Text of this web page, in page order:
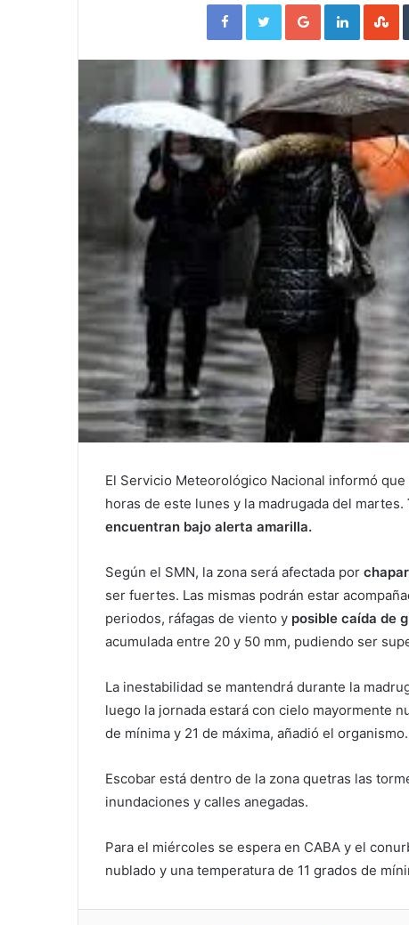
FacebookTwitterGoogle+LinkedIn
El Servicio Meteorológico Nacional informó
horas de este lunes y la madrugada del martes.
encuentran bajo alerta amarilla.
Según el SMN, la zona ­será afectada por
ser fuertes. Las mismas podrán estar
periodos, ráfagas de viento y posible caída de
acumulada entre 20 y 50 mm, pudiendo ser
­La inestabilidad se mantendrá durante la
luego la jornada estará con cielo mayormente
de mínima y 21 de máxima, añadió el organismo.
Escobar está dentro de la zona quetras las
inundaciones y calles anegadas.
Para el miércoles se espera en CABA y el
nublado y una temperatura de 11 grados de